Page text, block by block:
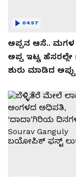
ಅಪ್ಪನ ಆಸೆ.. ಮಗಳ
ಅಪ್ಪ ಇಟ್ಟ
ಶುರು ಮಾಡಿದ ಅಪ್ಪು
04:57